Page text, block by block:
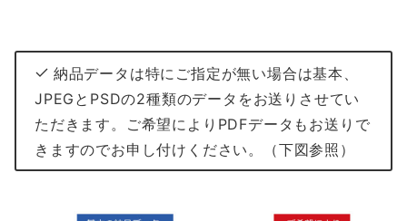
納品データは特にご指定が無い場合は基本、
JPEGとPSDの2種類のデータをお送りさせてい
ただきます。ご希望によりPDFデータもお送りで
きますのでお申し付けください。（下図参照）